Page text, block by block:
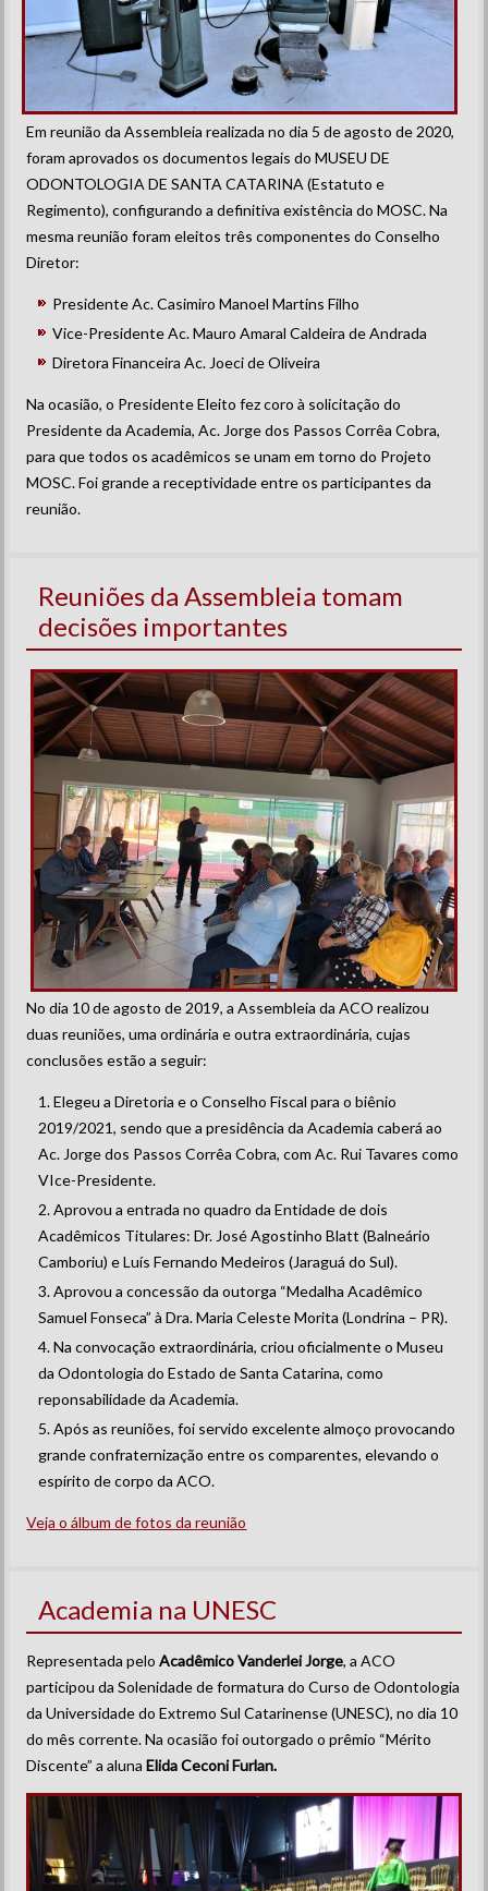
Em reunião da Assembleia realizada no dia 5 de agosto de 2020,
foram aprovados os documentos legais do MUSEU DE
ODONTOLOGIA DE SANTA CATARINA (Estatuto e
Regimento), configurando a definitiva existência do MOSC. Na
mesma reunião foram eleitos três componentes do Conselho
Diretor:
Presidente Ac. Casimiro Manoel Martins Filho
Vice-Presidente Ac. Mauro Amaral Caldeira de Andrada
Diretora Financeira Ac. Joeci de Oliveira
Na ocasião, o Presidente Eleito fez coro à solicitação do
Presidente da Academia, Ac. Jorge dos Passos Corrêa Cobra,
para que todos os acadêmicos se unam em torno do Projeto
MOSC. Foi grande a receptividade entre os participantes da
reunião.
Reuniões da Assembleia tomam
decisões importantes
No dia 10 de agosto de 2019, a Assembleia da ACO realizou
duas reuniões, uma ordinária e outra extraordinária, cujas
conclusões estão a seguir:
Elegeu a Diretoria e o Conselho Fiscal para o biênio
2019/2021, sendo que a presidência da Academia caberá ao
Ac. Jorge dos Passos Corrêa Cobra, com Ac. Rui Tavares como
VIce-Presidente.
Aprovou a entrada no quadro da Entidade de dois
Acadêmicos Titulares: Dr. José Agostinho Blatt (Balneário
Camboriu) e Luís Fernando Medeiros (Jaraguá do Sul).
Aprovou a concessão da outorga “Medalha Acadêmico
Samuel Fonseca” à Dra. Maria Celeste Morita (Londrina – PR).
Na convocação extraordinária, criou oficialmente o Museu
da Odontologia do Estado de Santa Catarina, como
reponsabilidade da Academia.
Após as reuniões, foi servido excelente almoço provocando
grande confraternização entre os comparentes, elevando o
espírito de corpo da ACO.
Veja o álbum de fotos da reunião
Academia na UNESC
Representada peloAcadêmico Vanderlei Jorge, a ACO
participou da Solenidade de formatura do Curso de Odontologia
da Universidade do Extremo Sul Catarinense (UNESC), no dia 10
do mês corrente. Na ocasião foi outorgado o prêmio “Mérito
Discente” a aluna Elida Ceconi Furlan.